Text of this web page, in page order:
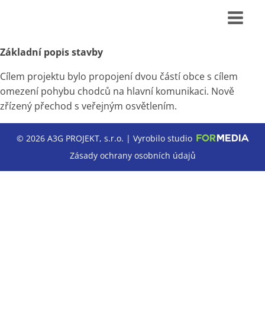
Základní popis stavby
Cílem projektu bylo propojení dvou částí obce s cílem
omezení pohybu chodců na hlavní komunikaci. Nově
zřízený přechod s veřejným osvětlením.
© 2026 A3G PROJEKT, s.r.o. | Vyrobilo studio
Zásady ochrany osobních údajů